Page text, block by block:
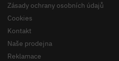
Zásady ochrany osobních údajů
Cookies
Kontakt
Naše prodejna
Reklamace